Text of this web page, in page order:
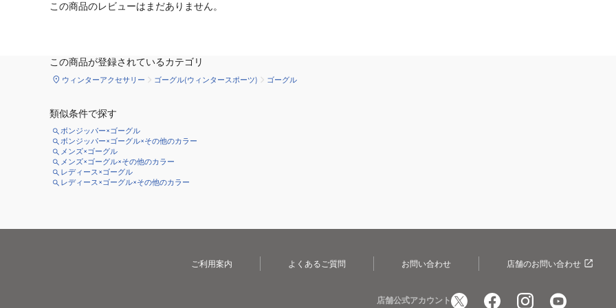
この商品のレビューはまだありません。
この商品が登録されているカテゴリ
ウィンターアクセサリー ゴーグル(ウィンタースポーツ) ゴーグル
類似条件で探す
ボンジッパー×ゴーグル
ボンジッパー×ゴーグル×その他のカラー
メンズ×ゴーグル
メンズ×ゴーグル×その他のカラー
レディース×ゴーグル
レディース×ゴーグル×その他のカラー
ご利用案内 よくあるご質問 お問い合わせ 店舗のお問い合わせ
店舗公式アカウント